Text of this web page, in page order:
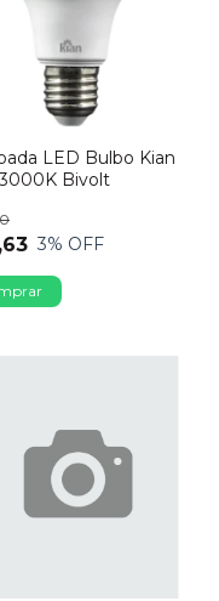
LED Bulbo Kian
Bivolt
3% OFF